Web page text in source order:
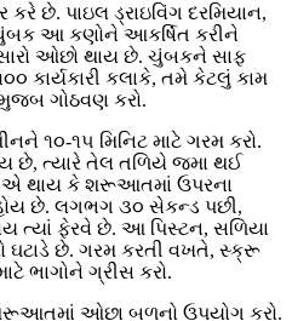
છે. પાઇલ ડ્રાઇવિંગ દરમિયાન,
આ કણોને આકર્ષિત કરીને
ઓછો થાય છે. ચુંબકને સાફ
કાર્યકારી કલાકે, તમે કેટલું કામ
ગોઠવણ કરો.
૧૦-૧૫ મિનિટ માટે ગરમ કરો.
છે, ત્યારે તેલ તળિયે જમા થઈ
એ થાય કે શરૂઆતમાં ઉપરના
છે. લગભગ ૩૦ સેકન્ડ પછી,
ફેરવે છે. આ પિસ્ટન, સળિયા
ઘટાડે છે. ગરમ કરતી વખતે, સ્ક્રૂ
ભાગોને ગ્રીસ કરો.
ઓછા બળનો ઉપયોગ કરો.